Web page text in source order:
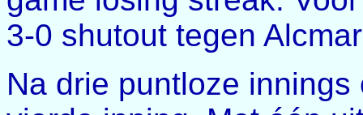
3-0 shutout tegen
Na drie puntloze